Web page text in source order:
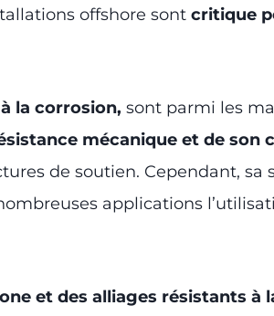
offshore sont critique
la corrosion, sont parmi les
mécanique et de son
de soutien. Cependant, sa
applications
et des alliages résistants